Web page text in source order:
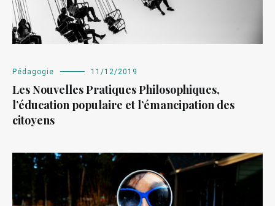
Pédagogie 11/12/2019
Les Nouvelles Pratiques Philosophiques,
l’éducation populaire et l’émancipation des
citoyens